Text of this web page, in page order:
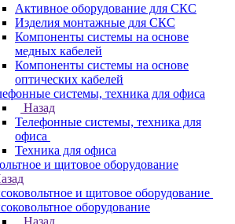
Активное оборудование для СКС
Изделия монтажные для СКС
Компоненты системы на основе
медных кабелей
Компоненты системы на основе
оптических кабелей
системы, техника для офиса
Назад
Телефонные системы, техника для
офиса
Техника для офиса
и щитовое оборудование
и щитовое оборудование
оборудование
Назад